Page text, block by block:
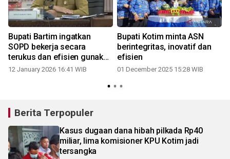
Bupati Bartim ingatkan
SOPD bekerja secara
terukus dan efisien gunakan
anggaran
12 January 2026 16:41 WIB
Bupati Kotim minta ASN
berintegritas, inovatif dan
efisien
01 December 2025 15:28 WIB
Berita Terpopuler
Kasus dugaan dana hibah pilkada Rp40
miliar, lima komisioner KPU Kotim jadi
tersangka